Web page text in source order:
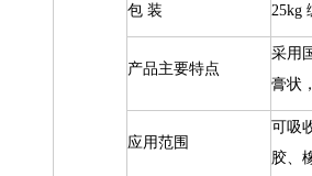
包 装 25kg
产品主要特点
采用
膏状
应用范围
可吸
胶、